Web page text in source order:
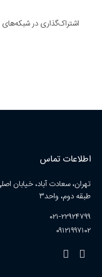
اشتراک‌گذاری در
اطلاعات تماس
طبقه دوم، واحد۳
۰۲۱-۲۲۹۲۴۷۹۹
۰۹۱۲۱۹۹۷۱۰۲